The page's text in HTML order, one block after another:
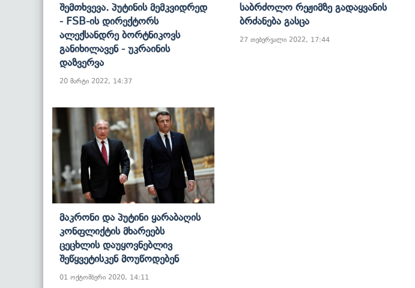
Შემთხვევა. Პუტინის Მემკვიდრედ
- FSB-Ის Დირექტორს
Ალექსანდრე Ბორტნიკოვს
Განიხილავენ - Უკრაინის
Დაზვერვა
20 მარტი 2022, 14:37
Საბრძოლო Რეჟიმზე Გადაყვანის
Ბრძანება Გასცა
27 თებერვალი 2022, 17:44
Მაკრონი Და Პუტინი Ყარაბაღის
Კონფლიქტის Მხარეებს
Ცეცხლის Დაუყოვნებლივ
Შეწყვეტისკენ Მოუწოდებენ
01 ოქტომბერი 2020, 14:11